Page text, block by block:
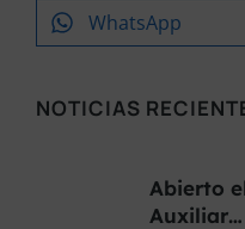
WhatsApp
NOTICIAS
Abierto
Auxiliar…